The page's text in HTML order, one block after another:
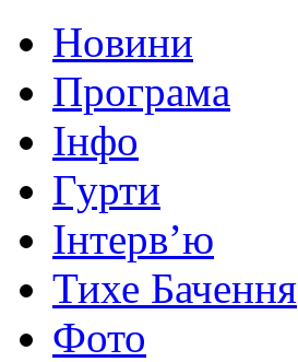
Новини
Програма
Інфо
Гурти
Інтерв’ю
Тихе Бачення
Фото